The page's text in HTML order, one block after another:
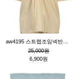
25,000원
6,900원